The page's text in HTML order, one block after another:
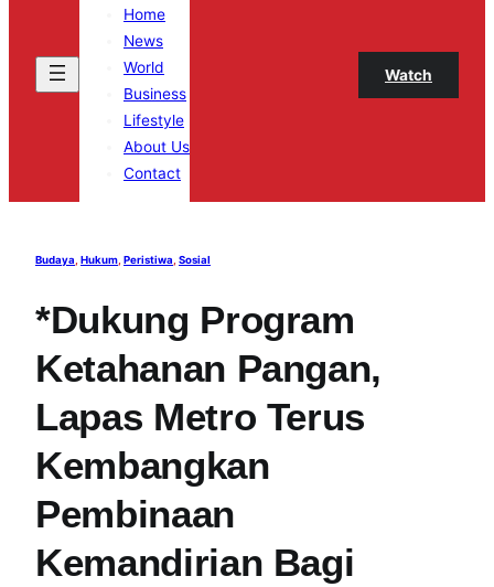
Home
News
World
Business
Lifestyle
About Us
Contact
Watch
Budaya Hukum Peristiwa Sosial
*Dukung Program
Ketahanan Pangan,
Lapas Metro Terus
Kembangkan
Pembinaan
Kemandirian Bagi